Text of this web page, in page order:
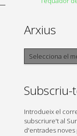
Arxius
Arxius
Subscriu-
Introdueix el
subscriure't al
d'entrades